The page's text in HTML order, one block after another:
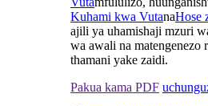
Kuhami kwa VutanaHose
ajili ya uhamishaji mzuri
wa awali na matengenezo
thamani yake zaidi.
Pakua kama PDF